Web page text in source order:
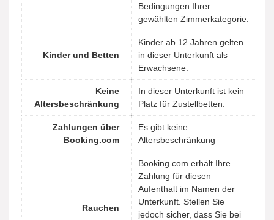
Bedingungen Ihrer
gewählten Zimmerkategorie.
Kinder und Betten
Kinder ab 12 Jahren gelten
in dieser Unterkunft als
Erwachsene.
Keine
Altersbeschränkung
In dieser Unterkunft ist kein
Platz für Zustellbetten.
Zahlungen über
Booking.com
Es gibt keine
Altersbeschränkung
Rauchen
Booking.com erhält Ihre
Zahlung für diesen
Aufenthalt im Namen der
Unterkunft. Stellen Sie
jedoch sicher, dass Sie bei